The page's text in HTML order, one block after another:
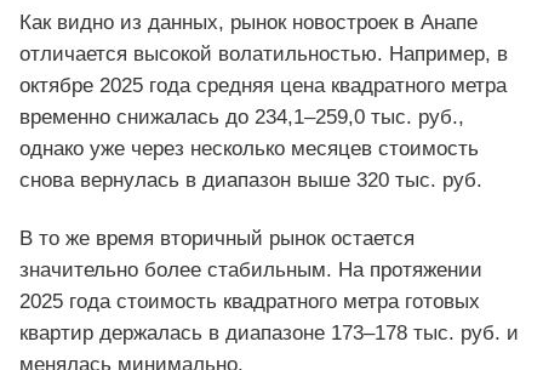
Как видно из данных, рынок новостроек в Анапе
отличается высокой волатильностью. Например, в
октябре 2025 года средняя цена квадратного метра
временно снижалась до 234,1–259,0 тыс. руб.,
однако уже через несколько месяцев стоимость
снова вернулась в диапазон выше 320 тыс. руб.
В то же время вторичный рынок остается
значительно более стабильным. На протяжении
2025 года стоимость квадратного метра готовых
квартир держалась в диапазоне 173–178 тыс. руб. и
менялась минимально.